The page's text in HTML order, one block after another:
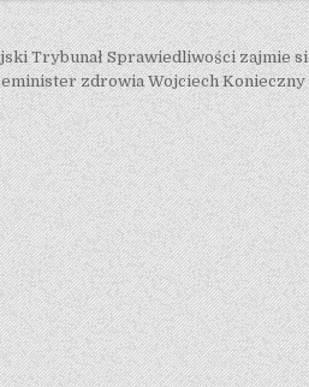
Trybunał Sprawiedliwości zajmie
zdrowia Wojciech